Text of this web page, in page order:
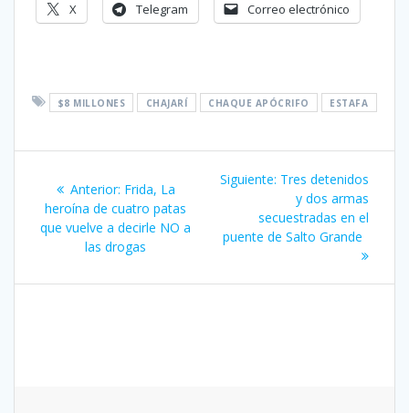
X Telegram Correo electrónico
$8 MILLONES CHAJARÍ CHAQUE APÓCRIFO ESTAFA
de
entradas
Anterior: Entrada
anterior:
Frida, La
heroína de cuatro patas
que vuelve a decirle NO a
las drogas
Siguiente: Siguiente
entrada:
Tres detenidos
y dos armas
secuestradas en el
puente de Salto Grande